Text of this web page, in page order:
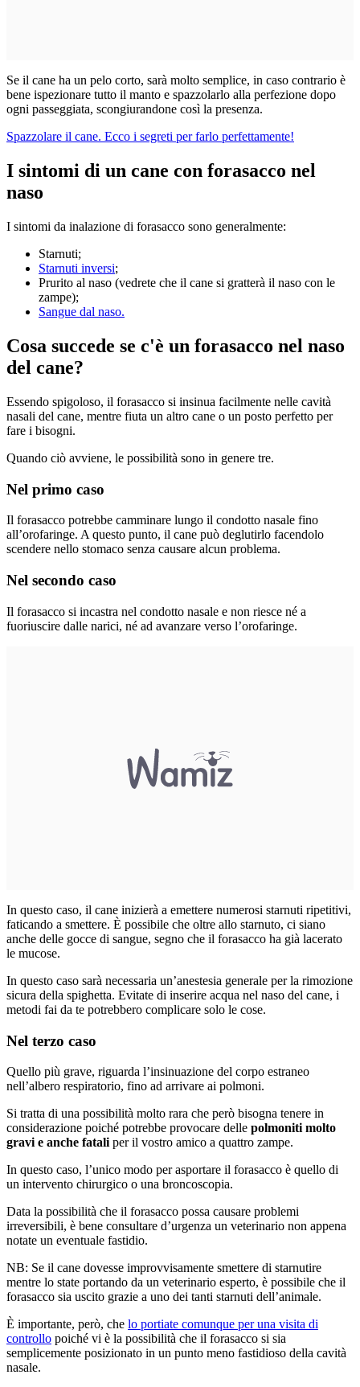
Se il cane ha un pelo corto, sarà molto semplice, in caso contrario è
bene ispezionare tutto il manto e spazzolarlo alla perfezione dopo
ogni passeggiata, scongiurandone così la presenza.
Spazzolare il cane. Ecco i segreti per farlo perfettamente!
I sintomi di un cane con forasacco nel
naso
I sintomi da inalazione di forasacco sono generalmente:
Starnuti;
Starnuti inversi;
Prurito al naso (vedrete che il cane si gratterà il naso con le
zampe);
Sangue dal naso.
Cosa succede se c'è un forasacco nel naso
del cane?
Essendo spigoloso, il forasacco si insinua facilmente nelle cavità
nasali del cane, mentre fiuta un altro cane o un posto perfetto per
fare i bisogni.
Quando ciò avviene, le possibilità sono in genere tre.
Nel primo caso
Il forasacco potrebbe camminare lungo il condotto nasale fino
all’orofaringe. A questo punto, il cane può deglutirlo facendolo
scendere nello stomaco senza causare alcun problema.
Nel secondo caso
Il forasacco si incastra nel condotto nasale e non riesce né a
fuoriuscire dalle narici, né ad avanzare verso l’orofaringe.
In questo caso, il cane inizierà a emettere numerosi starnuti ripetitivi,
faticando a smettere. È possibile che oltre allo starnuto, ci siano
anche delle gocce di sangue, segno che il forasacco ha già lacerato
le mucose.
In questo caso sarà necessaria un’anestesia generale per la rimozione
sicura della spighetta. Evitate di inserire acqua nel naso del cane, i
metodi fai da te potrebbero complicare solo le cose.
Nel terzo caso
Quello più grave, riguarda l’insinuazione del corpo estraneo
nell’albero respiratorio, fino ad arrivare ai polmoni.
Si tratta di una possibilità molto rara che però bisogna tenere in
considerazione poiché potrebbe provocare delle polmoniti molto
gravi e anche fatali per il vostro amico a quattro zampe.
In questo caso, l’unico modo per asportare il forasacco è quello di
un intervento chirurgico o una broncoscopia.
Data la possibilità che il forasacco possa causare problemi
irreversibili, è bene consultare d’urgenza un veterinario non appena
notate un eventuale fastidio.
NB: Se il cane dovesse improvvisamente smettere di starnutire
mentre lo state portando da un veterinario esperto, è possibile che il
forasacco sia uscito grazie a uno dei tanti starnuti dell’animale.
È importante, però, che lo portiate comunque per una visita di
controllo poiché vi è la possibilità che il forasacco si sia
semplicemente posizionato in un punto meno fastidioso della cavità
nasale.